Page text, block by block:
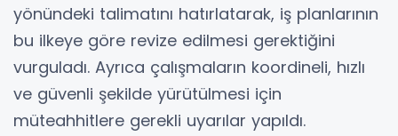
yönündeki talimatını hatırlatarak, iş planlarının
bu ilkeye göre revize edilmesi gerektiğini
vurguladı. Ayrıca çalışmaların koordineli, hızlı
ve güvenli şekilde yürütülmesi için
müteahhitlere gerekli uyarılar yapıldı.